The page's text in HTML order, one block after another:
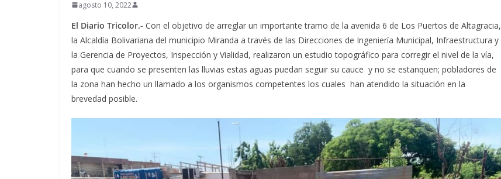
agosto 10, 2022
El Diario Tricolor.- Con el objetivo de arreglar un importante tramo de la avenida 6 de Los Puertos de Altagracia,
la Alcaldía Bolivariana del municipio Miranda a través de las Direcciones de Ingeniería Municipal, Infraestructura y
la Gerencia de Proyectos, Inspección y Vialidad, realizaron un estudio topográfico para corregir el nivel de la vía,
para que cuando se presenten las lluvias estas aguas puedan seguir su cauce y no se estanquen; pobladores de
la zona han hecho un llamado a los organismos competentes los cuales han atendido la situación en la
brevedad posible.